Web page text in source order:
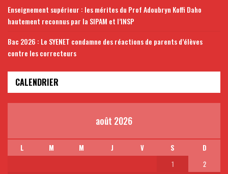
Enseignement supérieur : les mérites du Prof Adoubryn Koffi Daho
hautement reconnus par la SIPAM et l’INSP
Bac 2026 : Le SYENET condamne des réactions de parents d’élèves
contre les correcteurs
CALENDRIER
août 2026
L M M J V S
D
1
2